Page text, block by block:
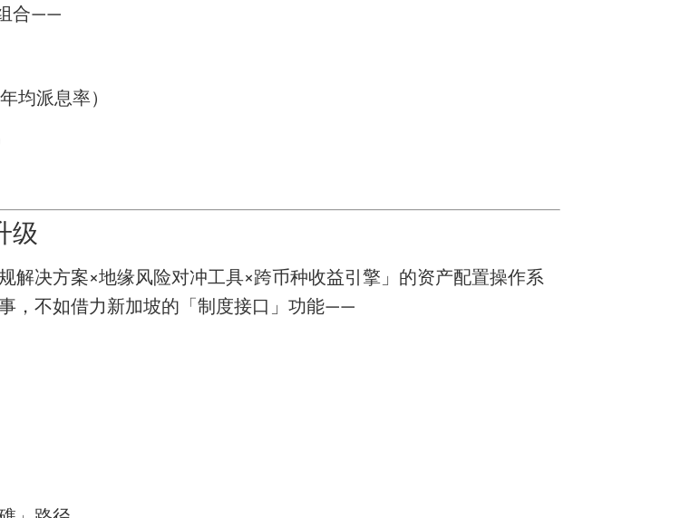
合——
均派息率）
级
解决方案×地缘风险对冲工具×跨币种收益引擎」的资产配置操作系
，不如借力新加坡的「制度接口」功能——